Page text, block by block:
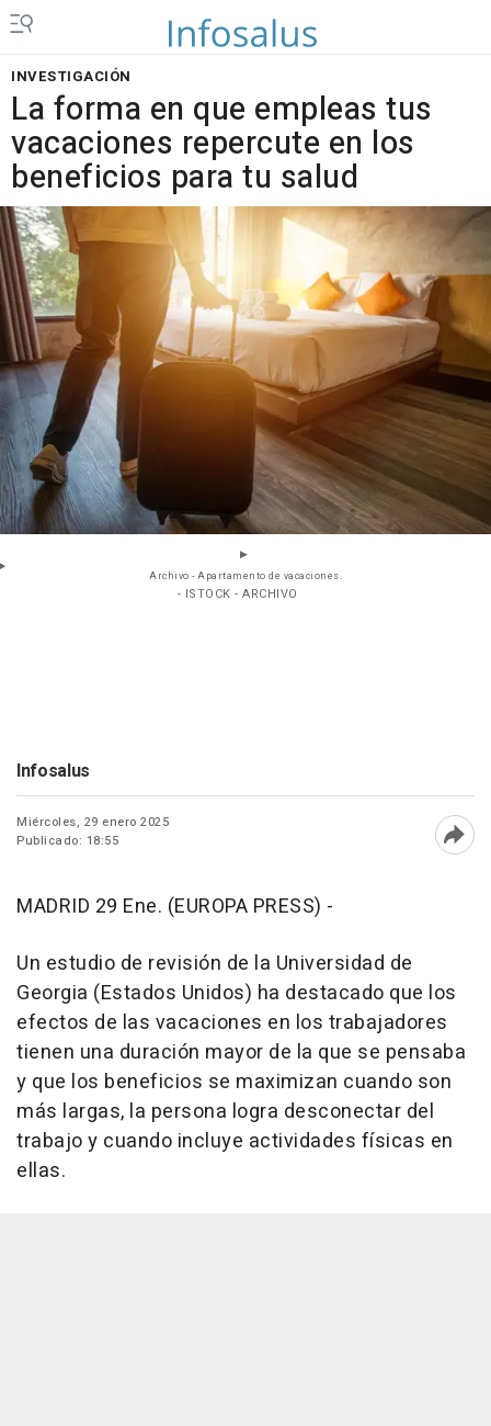
INVESTIGACIÓN
La forma en que empleas tus
vacaciones repercute en los
beneficios para tu salud
Archivo - Apartamento de vacaciones.
- ISTOCK - ARCHIVO
Infosalus
Miércoles, 29 enero 2025
Publicado: 18:55
MADRID 29 Ene. (EUROPA PRESS) -
Un estudio de revisión de la Universidad de
Georgia (Estados Unidos) ha destacado que los
efectos de las vacaciones en los trabajadores
tienen una duración mayor de la que se pensaba
y que los beneficios se maximizan cuando son
más largas, la persona logra desconectar del
trabajo y cuando incluye actividades físicas en
ellas.